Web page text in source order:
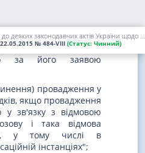
Про внесення змін до деяких законодавчих актів України щодо сплати судового збору
№ 484-VIII (Статус: Чинний)
розгляд справи за
або неподання
судом
за його заявою
провадження у
якщо провадження
у зв'язку з відмовою
і така відмова
у тому числі в
інстанціях";